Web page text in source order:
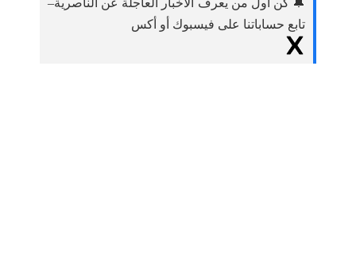
تابع حساباتنا على فيسبوك أو أكس